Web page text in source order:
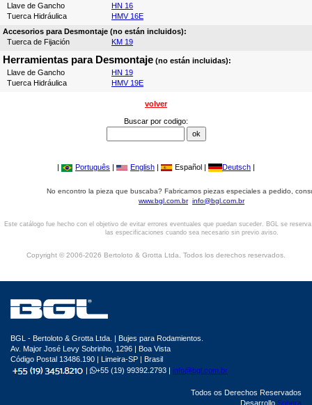
Llave de Gancho
HN 16
Tuerca Hidráulica
HMV 16E
Accesorios para Desmontaje (no están incluidos):
Tuerca de Fijación
KM 19
Herramientas para Desmontaje (no están incluidas):
Llave de Gancho
HN 19
Tuerca Hidráulica
HMV 19E
volver
Buscar por codigo:
| Português | English | Español | Deutsch |
No encontro la pieza que buscaba? Fabricamos piezas especiales a pedido,
www.bgl.com.br info@bgl.com.br
Este catálogo fue hecho con el objetivo de evitar errores eventuales que puedan suceder. BGL se
las especificaciones cuando sea necesario sin previo aviso.
Copyright © 2006-2026 Bertoloto & Grotta Ltda. Todos los derechos reservados.
BGL - Bertoloto & Grotta Ltda. | Bujes para Rodamientos.
Av. Major José Levy Sobrinho, 1296 | Boa Vista
Código Postal 13486.190 | Limeira-SP | Brasil
|
+55 (19) 99392.2793 | info@bgl.com.br
Todos os Derechos Reservados
Desarrollo Sphera